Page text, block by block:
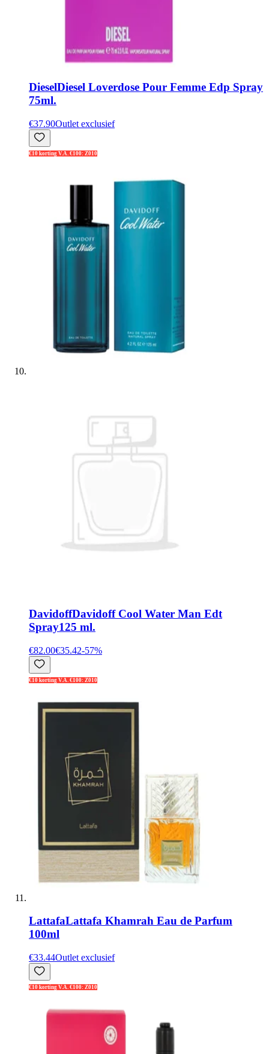
DieselDiesel Loverdose Pour Femme Edp Spray
75ml.
€37.90Outlet exclusief
€10 korting V.A. €100: Z010
DavidoffDavidoff Cool Water Man Edt
Spray125 ml.
€82.00€35.42-57%
€10 korting V.A. €100: Z010
LattafaLattafa Khamrah Eau de Parfum
100ml
€33.44Outlet exclusief
€10 korting V.A. €100: Z010